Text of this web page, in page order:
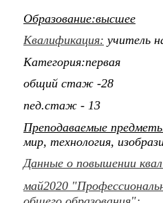
Образование:высшее
Квалификация: учитель
Категория:первая
общий стаж -28
пед.стаж - 13
Преподаваемые
мир, технология,
Данные о повышении
май2020